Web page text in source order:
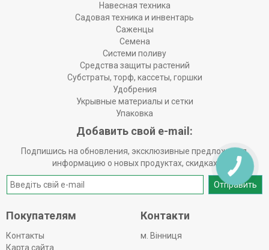
Навесная техника
Садовая техника и инвентарь
Саженцы
Семена
Системи поливу
Средства защиты растений
Субстраты, торф, кассеты, горшки
Удобрения
Укрывные материалы и сетки
Упаковка
Добавить свой e-mail:
Подпишись на обновления, эксклюзивные предложения,
информацию о новых продуктах, скидках
Отправить
Покупателям
Контакты
Карта сайта
Контакти
м. Вінниця